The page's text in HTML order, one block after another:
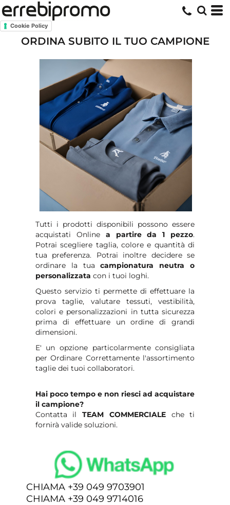
Cookie Policy
ORDINA SUBITO IL TUO CAMPIONE
Tutti i prodotti disponibili possono essere
acquistati Onlinea partire da 1 pezzo.
Potrai scegliere taglia, colore e quantità di
tua preferenza. Potrai inoltre decidere se
ordinare la tuacampionatura neutra o
personalizzata con i tuoi loghi.
Questo servizio ti permette di effettuare la
prova taglie, valutare tessuti, vestibilità,
colori e personalizzazioni in tutta sicurezza
prima di effettuare un ordine di grandi
dimensioni.
E' un opzione particolarmente consigliata
per Ordinare Correttamente l'assortimento
taglie dei tuoi collaboratori.
Hai poco tempo e non riesci ad acquistare
il campione?
Contatta ilTEAM COMMERCIALEche ti
fornirà valide soluzioni.
CHIAMA +39 049 9703901
CHIAMA +39 049 9714016